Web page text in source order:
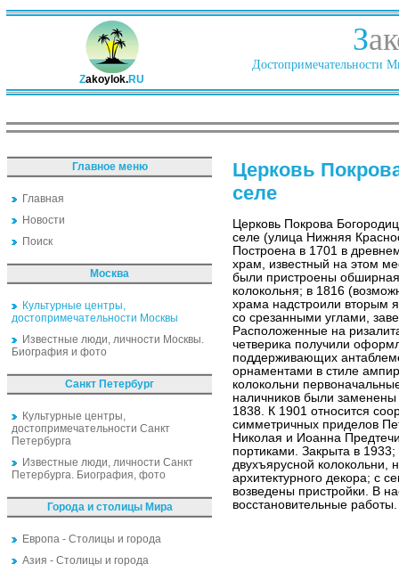
Zakoylok.RU
З
Достопримечательности
Главное меню
Главная
Новости
Поиск
Москва
Культурные центры,
достопримечательности Москвы
Известные люди, личности Москвы.
Биография и фото
Санкт Петербург
Культурные центры,
достопримечательности Санкт
Петербурга
Известные люди, личности Санкт
Петербурга. Биография, фото
Города и столицы Мира
Европа - Столицы и города
Азия - Столицы и города
Церковь
селе
Церковь Покрова
селе (улица Нижняя
Построена в 1701 в
храм, известный на этом
были пристроены
колокольня; в 1816
храма надстроили вторым
со срезанными углами,
Расположенные на
четверика получили
поддерживающих
орнаментами в стиле
колокольни
наличников были
1838. К 1901 относится
симметричных приделов
Николая и Иоанна
портиками. Закрыта в
двухъярусной колокольни,
архитектурного декора; с
возведены пристройки. В
восстановительные